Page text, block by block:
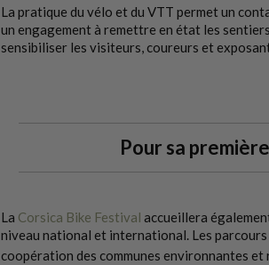
La pratique du vélo et du VTT permet un
un engagement à remettre en état les
sensibiliser les visiteurs, coureurs et
Pour sa
La Corsica Bike Festival accueillera
niveau national et international. Les
coopération des communes environnantes et